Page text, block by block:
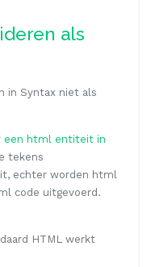
als
in Syntax niet als
een html entiteit in
tekens
echter worden html
code uitgevoerd.
HTML werkt